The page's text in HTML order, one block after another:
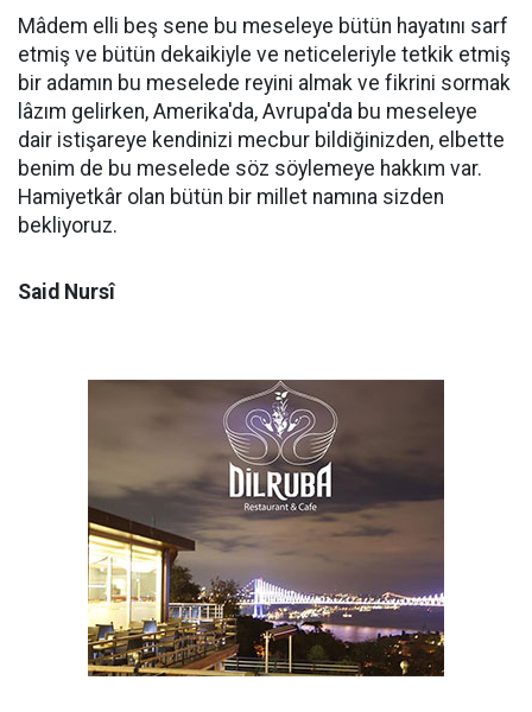
Mâdem elli beş sene bu meseleye bütün hayatını sarf
etmiş ve bütün dekaikiyle ve neticeleriyle tetkik etmiş
bir adamın bu meselede reyini almak ve fikrini sormak
lâzım gelirken, Amerika'da, Avrupa'da bu meseleye
dair istişareye kendinizi mecbur bildiğinizden, elbette
benim de bu meselede söz söylemeye hakkım var.
Hamiyetkâr olan bütün bir millet namına sizden
bekliyoruz.
Said Nursî